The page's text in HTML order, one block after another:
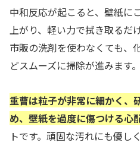
中和反応が起こると、壁紙に
上がり、軽い力で拭き取るだ
市販の洗剤を使わなくても、
どスムーズに掃除が進みます。
重曹は粒子が非常に細かく、
め、壁紙を過度に傷つける心
トです。頑固な汚れにも優し